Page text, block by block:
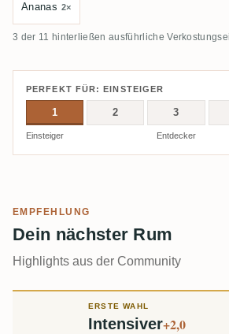
Ananas 2×
3 der 11 hinterließen ausführliche
PERFEKT FÜR: EINSTEIGER
1 2 3
Einsteiger Entdecker
EMPFEHLUNG
Dein nächster Rum
Highlights aus der Community
ERSTE WAHL
Intensiver+2,0